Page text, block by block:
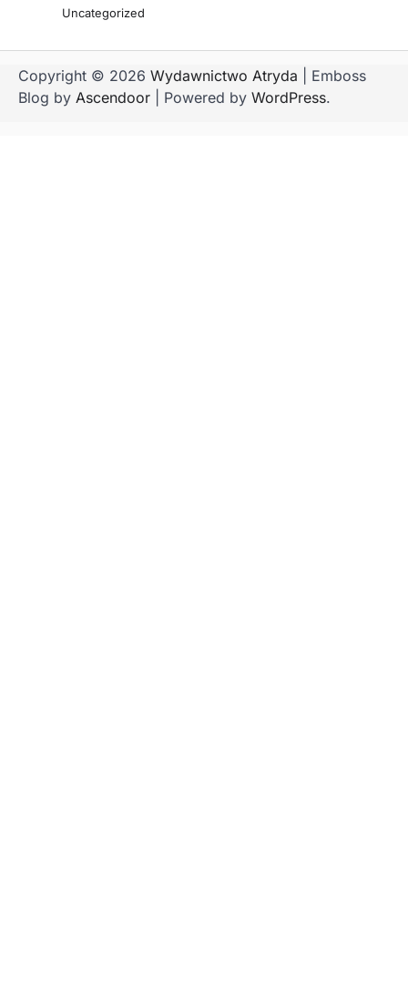
Uncategorized
Copyright © 2026 Wydawnictwo Atryda | Emboss
Blog by Ascendoor | Powered by WordPress.